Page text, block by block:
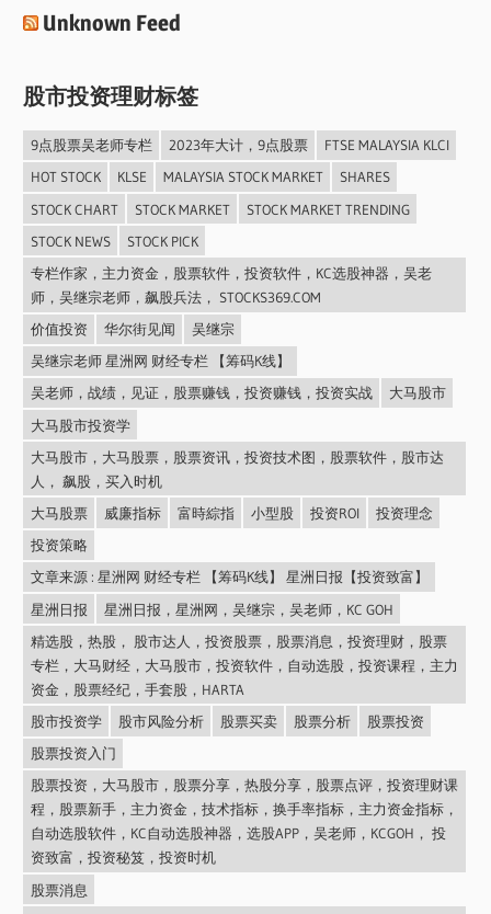
Unknown Feed
股市投资理财标签
9点股票吴老师专栏 2023年大计，9点股票
FTSE MALAYSIA KLCI
HOT STOCK
KLSE MALAYSIA STOCK MARKET
SHARES
STOCK CHART
STOCK MARKET
STOCK MARKET TRENDING
STOCK NEWS
STOCK PICK
专栏作家，主力资金，股票软件，投资软件，KC选股神器，吴老
师，吴继宗老师，飙股兵法， STOCKS369.COM
价值投资
华尔街见闻
吴继宗
吴继宗老师 星洲网 财经专栏 【筹码K线】
吴老师，战绩，见证，股票赚钱，投资赚钱，投资实战
大马股市
大马股市投资学
大马股市，大马股票，股票资讯，投资技术图，股票软件，股市达
人， 飙股，买入时机
大马股票
威廉指标 富時綜指 小型股 投资ROI
投资理念
投资策略
文章来源 : 星洲网 财经专栏 【筹码K线】 星洲日报【投资致富】
星洲日报
星洲日报，星洲网，吴继宗，吴老师，KC GOH
精选股，热股， 股市达人，投资股票，股票消息，投资理财，股票
专栏，大马财经，大马股市，投资软件，自动选股，投资课程，主力
资金，股票经纪，手套股，HARTA
股市投资学
股市风险分析 股票买卖 股票分析
股票投资
股票投资入门
股票投资，大马股市，股票分享，热股分享，股票点评，投资理财课
程，股票新手，主力资金，技术指标，换手率指标，主力资金指标，
自动选股软件，KC自动选股神器，选股APP，吴老师，KCGOH， 投
资致富，投资秘笈，投资时机
股票消息